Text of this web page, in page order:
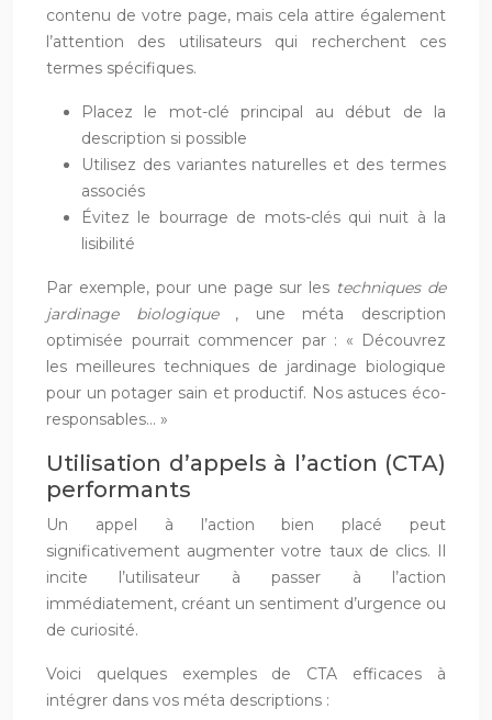
contenu de votre page, mais cela attire également
l’attention des utilisateurs qui recherchent ces
termes spécifiques.
Placez le mot-clé principal au début de la
description si possible
Utilisez des variantes naturelles et des termes
associés
Évitez le bourrage de mots-clés qui nuit à la
lisibilité
Par exemple, pour une page sur les techniques de
jardinage biologique , une méta description
optimisée pourrait commencer par : « Découvrez
les meilleures techniques de jardinage biologique
pour un potager sain et productif. Nos astuces éco-
responsables… »
Utilisation d’appels à l’action (CTA)
performants
Un appel à l’action bien placé peut
significativement augmenter votre taux de clics. Il
incite l’utilisateur à passer à l’action
immédiatement, créant un sentiment d’urgence ou
de curiosité.
Voici quelques exemples de CTA efficaces à
intégrer dans vos méta descriptions :